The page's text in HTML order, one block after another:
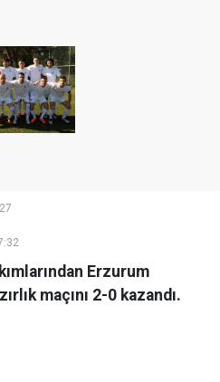
Erzurum
maçını 2-0 kazandı.